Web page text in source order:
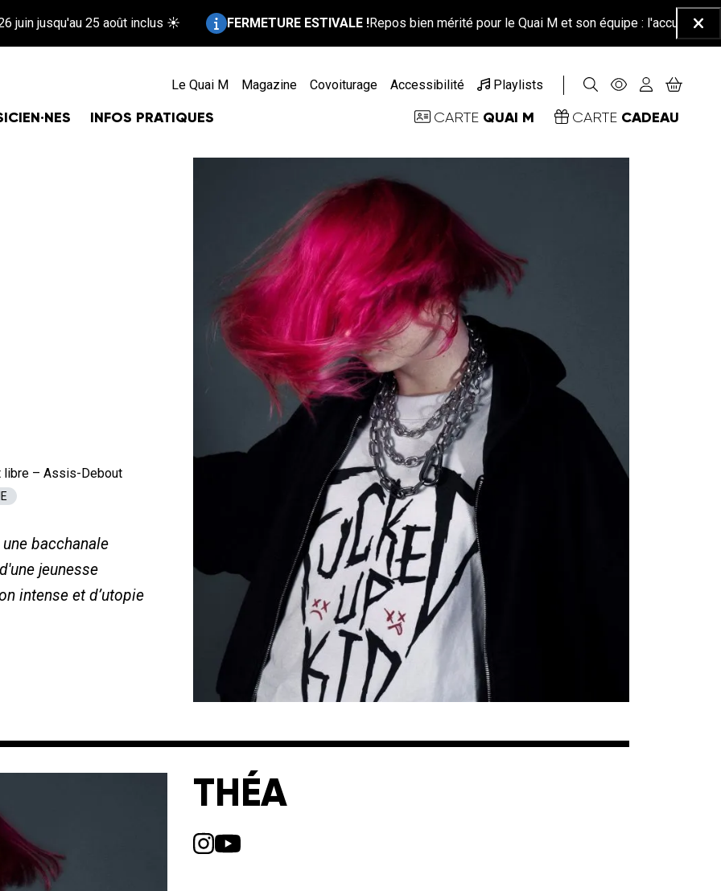
25 août inclus ☀️
Information :
FERMETURE ESTIVALE ! Repos bien mérité pour le Quai M et son équipe : l'accueil-billetterie
Le Quai M Magazine Covoiturage Accessibilité Playlists
INFOS PRATIQUES CARTE QUAI M CARTE CADEAU
libre – Assis-Debout
bacchanale
jeunesse
intense et d’utopie
THÉA